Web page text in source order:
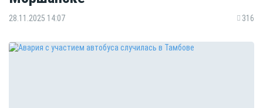
28.11.2025 14:07 316